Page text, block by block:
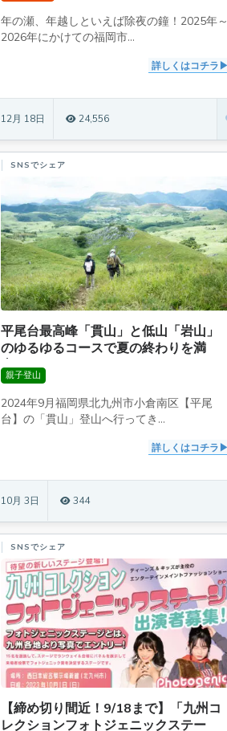
年の瀬、年越しといえば除夜の鐘！2025年～
2026年にかけての福岡市...
詳しくはコチラ
12月 18日 24,556
SNSでシェア
平尾台最高峰「貫山」と低山「岩山」
のゆるゆるコースで夏の終わりを満
喫！
親子登山
2024年9月福岡県北九州市小倉南区【平尾
台】の「貫山」登山へ行ってき...
詳しくはコチラ
10月 3日 344
SNSでシェア
【締め切り間近！9/18まで】「九州コ
レクションフォトジェニックステー